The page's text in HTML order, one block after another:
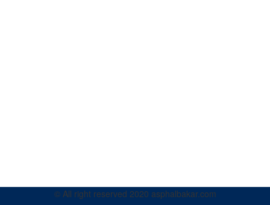
© All right reserved 2020 asphalbakar.com